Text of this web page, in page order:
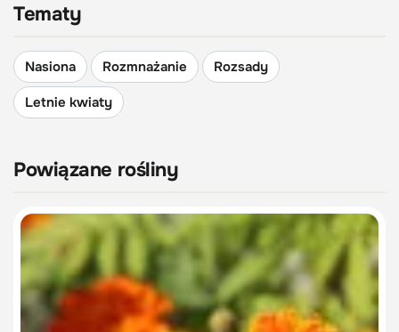
Tematy
Nasiona Rozmnażanie
Rozsady
Letnie kwiaty
Powiązane rośliny